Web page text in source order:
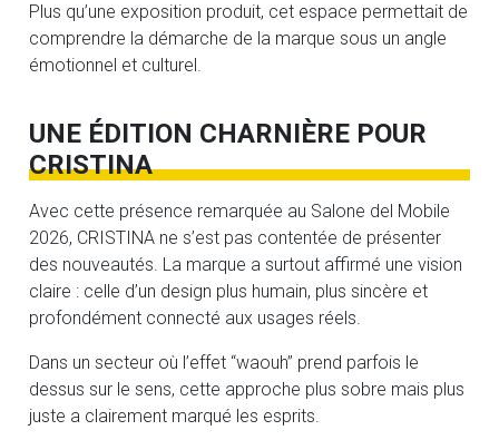
Plus qu’une exposition produit, cet espace permettait de
comprendre la démarche de la marque sous un angle
émotionnel et culturel.
UNE ÉDITION CHARNIÈRE POUR
CRISTINA
Avec cette présence remarquée au Salone del Mobile
2026, CRISTINA ne s’est pas contentée de présenter
des nouveautés. La marque a surtout affirmé une vision
claire : celle d’un design plus humain, plus sincère et
profondément connecté aux usages réels.
Dans un secteur où l’effet “waouh” prend parfois le
dessus sur le sens, cette approche plus sobre mais plus
juste a clairement marqué les esprits.